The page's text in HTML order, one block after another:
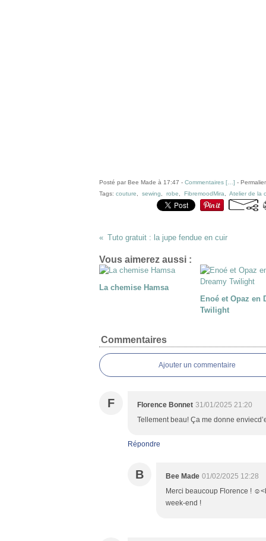
Posté par Bee Made à 17:47 - Commentaires [ ] -
Tags: couture sewing robe FibremoodMira Atelier de la
Tuto gratuit : la jupe fendue en cuir
Vous aimerez aussi :
La chemise Hamsa
Enoé et Opaz en
Twilight
Commentaires
Ajouter un commentaire
F Florence Bonnet 31/01/2025 21:20
Tellement beau! Ça me donne
Répondre
B Bee Made 01/02/2025 12:28
Merci beaucoup Florence !
week-end !